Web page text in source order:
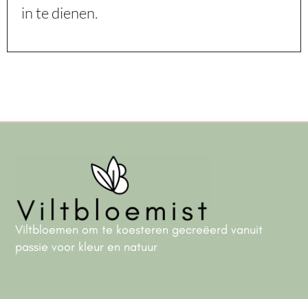
in te dienen.
Viltbloemen om te koesteren gecreëerd vanuit
passie voor kleur en natuur